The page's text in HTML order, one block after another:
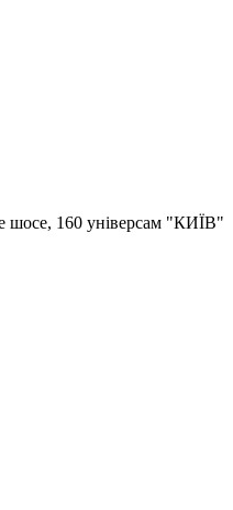
шосе, 160 універсам "КИЇВ"